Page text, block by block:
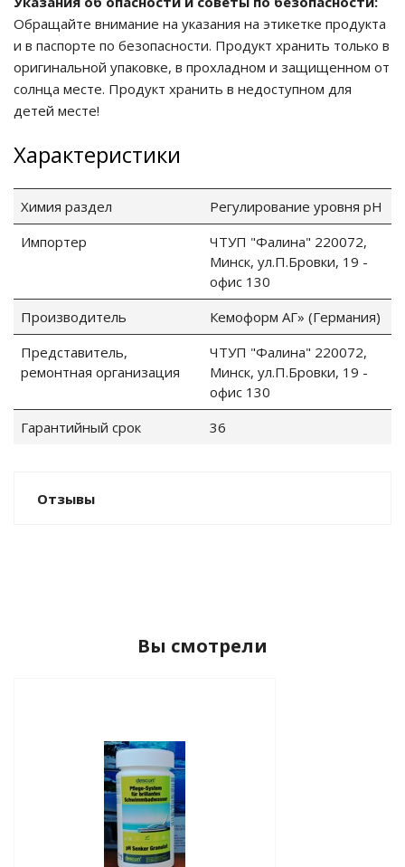
питания PDU
Питания
корпуса)
Vakio
Обращайте внимание на указания на этикетке продукта
и в паспорте по безопасности. Продукт хранить только в
оригинальной упаковке, в прохладном и защищенном от
солнца месте. Продукт хранить в недоступном для
детей месте!
Характеристики
Химия раздел
Регулирование уровня рН
Импортер
ЧТУП "Фалина" 220072,
Минск, ул.П.Бровки, 19 -
офис 130
Производитель
Кемоформ АГ» (Германия)
Представитель,
ремонтная организация
ЧТУП "Фалина" 220072,
Минск, ул.П.Бровки, 19 -
офис 130
Гарантийный срок
36
Отзывы
Вы смотрели